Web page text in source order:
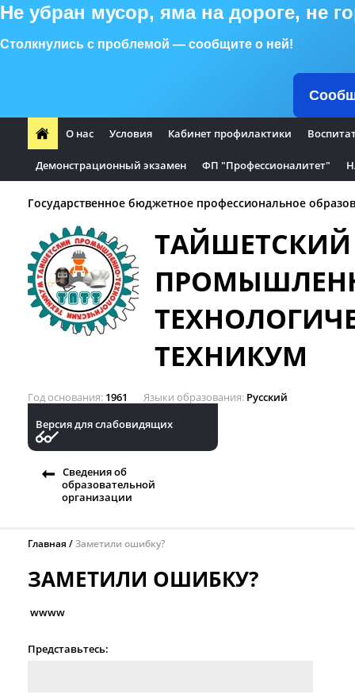
Не убран мусор, яма на дороге, не
Столкнулись с проблемой — сообщите о ней!
О нас Условия Кабинет профилактики
Демонстрационный экзамен ФП "Профессионалитет"
Государственное бюджетное профессиональное
ТАЙШЕТСКИЙ
ТЕХНИКУМ
Год основания 1961 Языки образования Русский
Версия для слабовидящих
Сведения об
образовательной
организации
Главная Заметили ошибку?
ЗАМЕТИЛИ ОШИБКУ?
wwww
Представьтесь: